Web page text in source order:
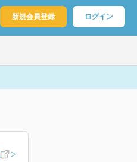
新規会員登録 ログイン